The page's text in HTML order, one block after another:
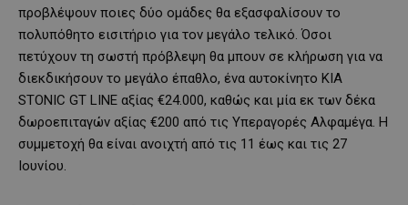
προβλέψουν ποιες δύο ομάδες θα εξασφαλίσουν το
πολυπόθητο εισιτήριο για τον μεγάλο τελικό. Όσοι
πετύχουν τη σωστή πρόβλεψη θα μπουν σε κλήρωση για να
διεκδικήσουν το μεγάλο έπαθλο, ένα αυτοκίνητο KIA
STONIC GT LINE αξίας €24.000, καθώς και μία εκ των δέκα
δωροεπιταγών αξίας €200 από τις Υπεραγορές Αλφαμέγα. Η
συμμετοχή θα είναι ανοιχτή από τις 11 έως και τις 27
Ιουνίου.